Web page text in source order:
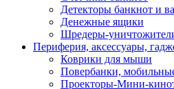
Детекторы банкнот и
Денежные ящики
Шредеры-
Периферия, аксессуары,
Коврики для мыши
Повербанки,
Проекторы-Мини-